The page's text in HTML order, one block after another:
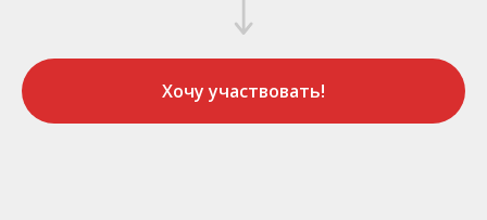
Хочу участвовать!